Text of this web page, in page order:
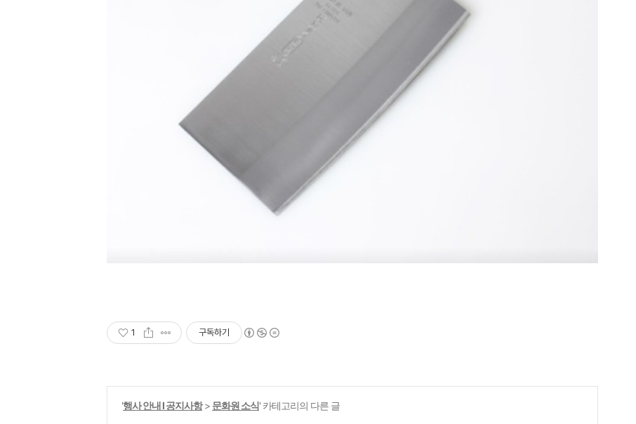
1 구독하기
'행사 안내 Ι 공지사항> 문화원 소식' 카테고리의 다른 글